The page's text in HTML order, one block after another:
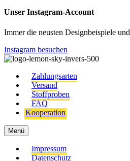
Unser Instagram-Account
Immer die neusten Designbeispiele
Instagram besuchen
Zahlungsarten
Versand
Stoffproben
FAQ
Kooperation
Menü
Impressum
Datenschutz